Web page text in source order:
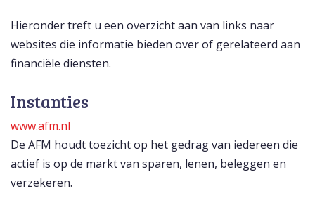
Hieronder treft u een overzicht aan van links naar
websites die informatie bieden over of gerelateerd aan
financiële diensten.
Instanties
www.afm.nl
De AFM houdt toezicht op het gedrag van iedereen die
actief is op de markt van sparen, lenen, beleggen en
verzekeren.